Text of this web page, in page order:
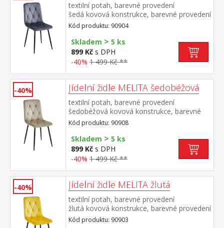
textilní potah, barevné provedení
šedá kovová konstrukce, barevné provedení
černá výška sedu 50 cm doporučená
nosnost do 120 kg
Kód produktu: 90904
Skladem > 5 ks
899 Kč s DPH
-40% 1 499 Kč **
-40% Jídelní židle MELITA šedobéžová
textilní potah, barevné provedení
šedobéžová kovová konstrukce, barevné
provedení černá výška sedu 50
cm doporučená nosnost do 120 kg
Kód produktu: 90908
Skladem > 5 ks
899 Kč s DPH
-40% 1 499 Kč **
-40% Jídelní židle MELITA žlutá
textilní potah, barevné provedení
žlutá kovová konstrukce, barevné provedení
černá výška sedu 50 cm doporučená
Kód produktu: 90903